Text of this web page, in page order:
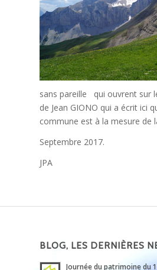
sans pareille qui ouvrent sur
de Jean GIONO qui a écrit ici
commune est à la mesure de
Septembre 2017.
JPA
BLOG, LES DERNIÈRES
Journée du patrimoine du